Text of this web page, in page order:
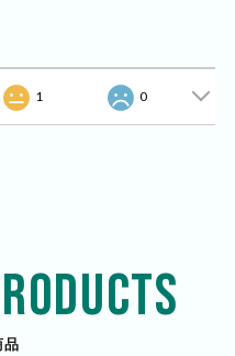
1 0
品